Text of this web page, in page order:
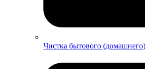
Чистка бытового